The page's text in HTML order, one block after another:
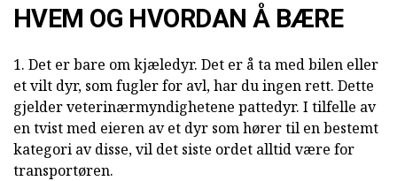
HVEM OG HVORDAN Å BÆRE
1. Det er bare om kjæledyr. Det er å ta med bilen eller
et vilt dyr, som fugler for avl, har du ingen rett. Dette
gjelder veterinærmyndighetene pattedyr. I tilfelle av
en tvist med eieren av et dyr som hører til en bestemt
kategori av disse, vil det siste ordet alltid være for
transportøren.